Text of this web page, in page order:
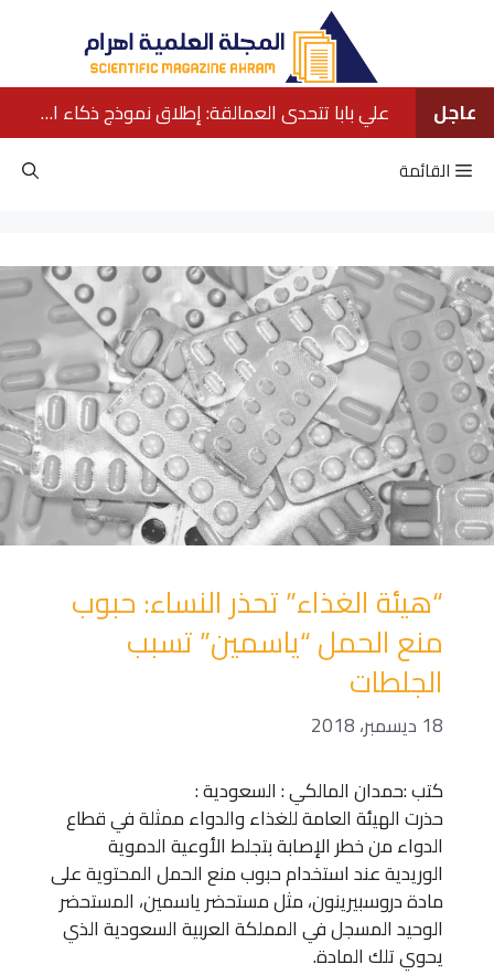
عاجل
علي بابا تتحدى العمالقة: إطلاق نموذج ذكاء اصطناعي ينافس كبار الشركات الأمريكية
القائمة
“هيئة الغذاء” تحذر النساء: حبوب
منع الحمل “ياسمين” تسبب
الجلطات‎
18 ديسمبر، 2018
كتب :حمدان المالكي : السعودية :
حذرت الهيئة العامة للغذاء والدواء ممثلة في قطاع
الدواء من خطر الإصابة بتجلط الأوعية الدموية
الوريدية عند استخدام حبوب منع الحمل المحتوية على
مادة دروسبيرينون، مثل مستحضر ياسمين، المستحضر
الوحيد المسجل في المملكة العربية السعودية الذي
يحوي تلك المادة.